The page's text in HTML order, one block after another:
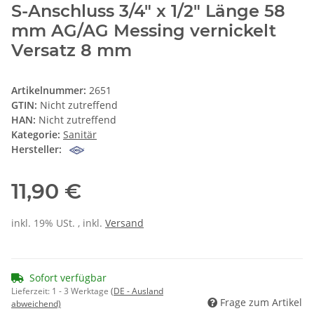
S-Anschluss 3/4" x 1/2" Länge 58
mm AG/AG Messing vernickelt
Versatz 8 mm
Artikelnummer: 2651
GTIN: Nicht zutreffend
HAN: Nicht zutreffend
Kategorie: Sanitär
Hersteller:
11,90 €
inkl. 19% USt. , inkl. Versand
Sofort verfügbar
Lieferzeit: 1 - 3 Werktage (DE - Ausland
abweichend)
Frage zum Artikel